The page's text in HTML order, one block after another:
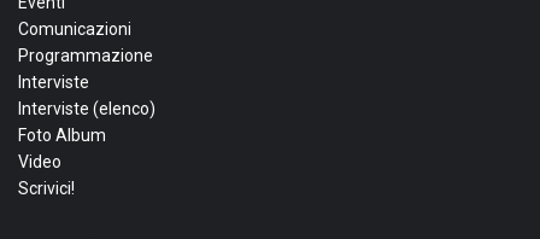
Comunicazioni
Programmazione
Interviste
Interviste (elenco)
Foto Album
Video
Scrivici!